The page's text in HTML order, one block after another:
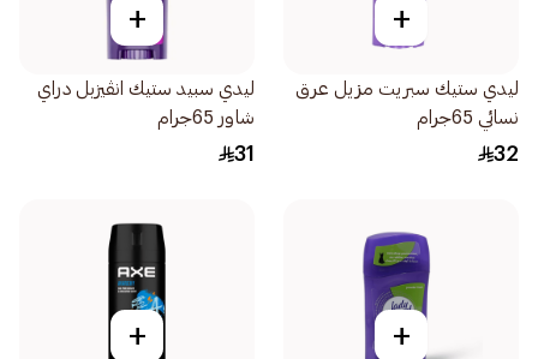
+
ليدي ستيك سبريت مزيل عرق
نسائي 65جرام
32
+
ليدي سبيد ستيك انڤيزبل دراي
شاور 65جرام
31
+
+